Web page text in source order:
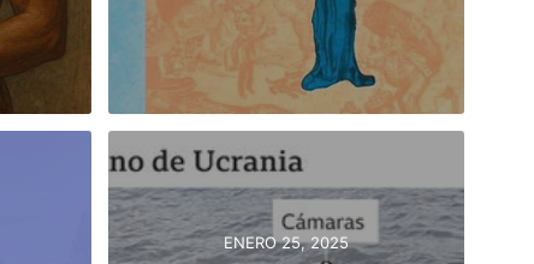
ENERO 25, 2025